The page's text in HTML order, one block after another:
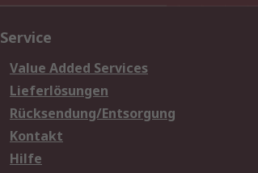
Service
Value Added Services
Lieferlösungen
Rücksendung/Entsorgung
Kontakt
Hilfe